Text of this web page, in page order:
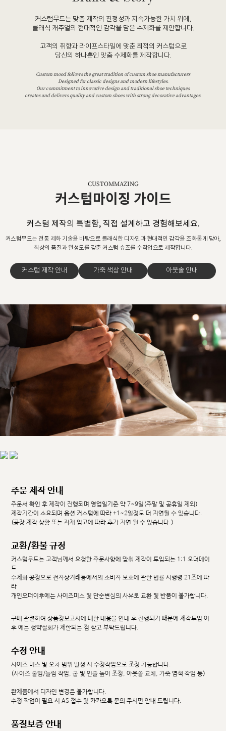
커스텀무드는 맞춤 제작의 진정성과 지속가능한 가치 위에,
클래식 캐주얼의 현대적인 감각을 담은 수제화를 제안합니다.
고객의 취향과 라이프스타일에 맞춘 최적의 커스텀으로
당신의 하나뿐인 맞춤 수제화를 제작합니다.
Custom mood follows the great tradition of custom shoe manufacturers
Designed for classic designs and modern lifestyles.
Our commitment to innovative design and traditional shoe techniques
creates and delivers quality and custom shoes with strong decorative advantages.
CUSTOMMAZING
커스텀마이징 가이드
커스텀 제작의 특별함, 직접 설계하고 경험해보세요.
커스텀무드는 전통 제화 기술을 바탕으로 클래식한 디자인과 현대적인 감각을 조화롭게 담아,
최상의 품질과 완성도를 갖춘 커스텀 슈즈를 수작업으로 제작합니다.
커스텀 제작 안내 가죽 색상 안내 아웃솔 안내
주문 제작 안내
주문서 확인 후 제작이 진행되며 영업일기준 약 7~9일(주말 및 공휴일 제외)
제작기간이 소요되며 옵션 커스텀에 따라 +1~2일정도 더 지연될 수 있습니다.
(공장 제작 상황 또는 자재 입고에 따라 추가 지연 될 수 있습니다.)
교환/환불 규정
커스텀무드는 고객님께서 요청한 주문사항에 맞춰 제작이 투입되는 1:1 오더메이
드
수제화 공정으로 전자상거래등에서의 소비자 보호에 관한 법률 시행령 21조에 따
라
개인오더이후에는 사이즈미스 및 단순변심의 사유로 교환 및 반품이 불가합니다.
구매 관련하여 상품정보고시에 대한 내용을 안내 후 진행되기 때문에 제작투입 이
후 에는 청약철회가 제한되는 점 참고 부탁드립니다.
수정 안내
사이즈 미스 및 오차 범위 발생 시 수정작업으로 조정 가능합니다.
(사이즈 줄임/늘림 작업, 굽 및 인솔 높이 조정, 아웃솔 교체, 가죽 염색 작업 등)
완제품에서 디자인 변경은 불가합니다.
수정 작업이 필요 시 AS 접수 및 카카오톡 문의 주시면 안내 드립니다.
품질보증 안내